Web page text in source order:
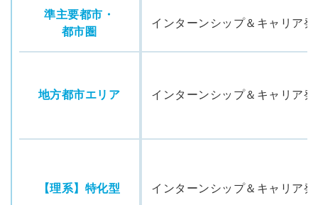
準主要都市・
都市圏
インターンシップ＆キャリア
地方都市エリア インターンシップ＆キャリア
【理系】特化型 インターンシップ＆キャリア